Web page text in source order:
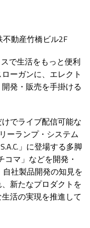
動産竹橋ビル2F
で生活をもっと便利
ーガンに、エレクト
発・販売を手掛ける
でライブ配信可能な
ーランプ・システム
」に登場する多脚
マ」などを開発・
社製品開発の知見を
新たなプロダクトを
活の実現を推進して